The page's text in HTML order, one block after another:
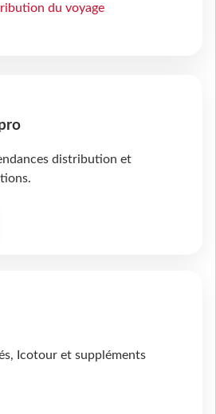
du voyage
distribution et
Icotour et suppléments